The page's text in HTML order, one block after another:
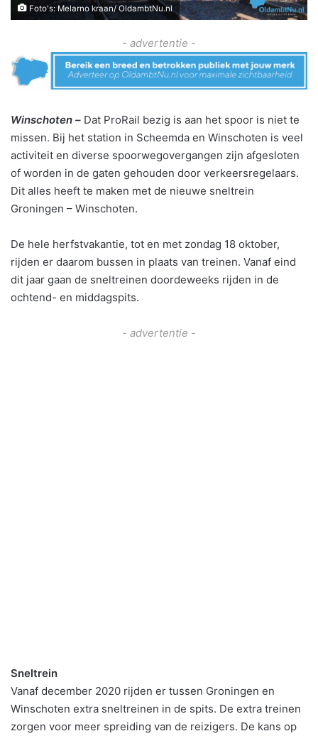
Foto's: Melarno kraan/ OldambtNu.nl
- advertentie -
Winschoten – Dat ProRail bezig is aan het spoor is niet te
missen. Bij het station in Scheemda en Winschoten is veel
activiteit en diverse spoorwegovergangen zijn afgesloten
of worden in de gaten gehouden door verkeersregelaars.
Dit alles heeft te maken met de nieuwe sneltrein
Groningen – Winschoten.
De hele herfstvakantie, tot en met zondag 18 oktober,
rijden er daarom bussen in plaats van treinen. Vanaf eind
dit jaar gaan de sneltreinen doordeweeks rijden in de
ochtend- en middagspits.
- advertentie -
Sneltrein
Vanaf december 2020 rijden er tussen Groningen en
Winschoten extra sneltreinen in de spits. De extra treinen
zorgen voor meer spreiding van de reizigers. De kans op